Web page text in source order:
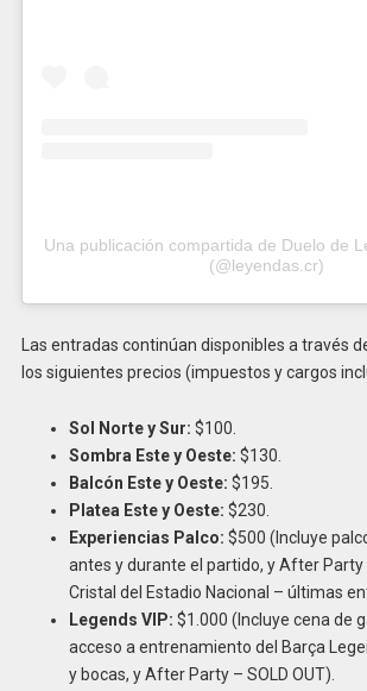
Una publicación compartida de Duelo de
(@leyendas.cr)
Las entradas continúan disponibles a través
los siguientes precios (impuestos y cargos
Sol Norte y Sur: $100.
Sombra Este y Oeste: $130.
Balcón Este y Oeste: $195.
Platea Este y Oeste: $230.
Experiencias Palco: $500 (Incluye
antes y durante el partido, y After Party
Cristal del Estadio Nacional – últimas
Legends VIP: $1.000 (Incluye cena de
acceso a entrenamiento del Barça
y bocas, y After Party – SOLD OUT).